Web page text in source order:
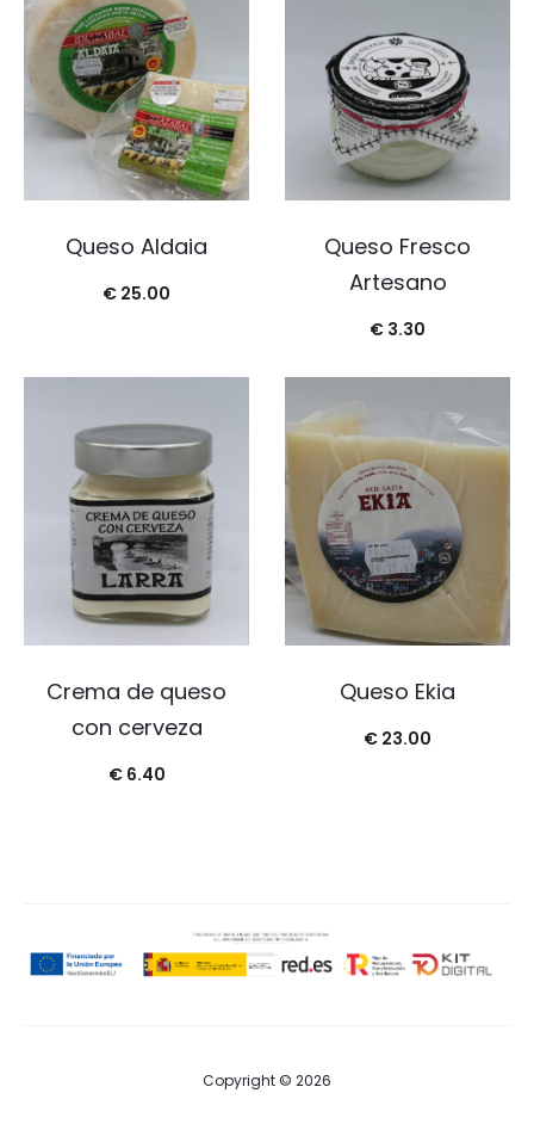
Queso Aldaia
€ 25.00
Queso Fresco
Artesano
€ 3.30
Crema de queso
con cerveza
€6.40
Queso Ekia
€ 23.00
Copyright © 2026